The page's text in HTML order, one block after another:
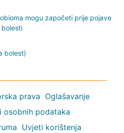
mogu započeti prije pojave
bolesti
bolest)
prava Oglašavanje
osobnih podataka
Uvjeti korištenja